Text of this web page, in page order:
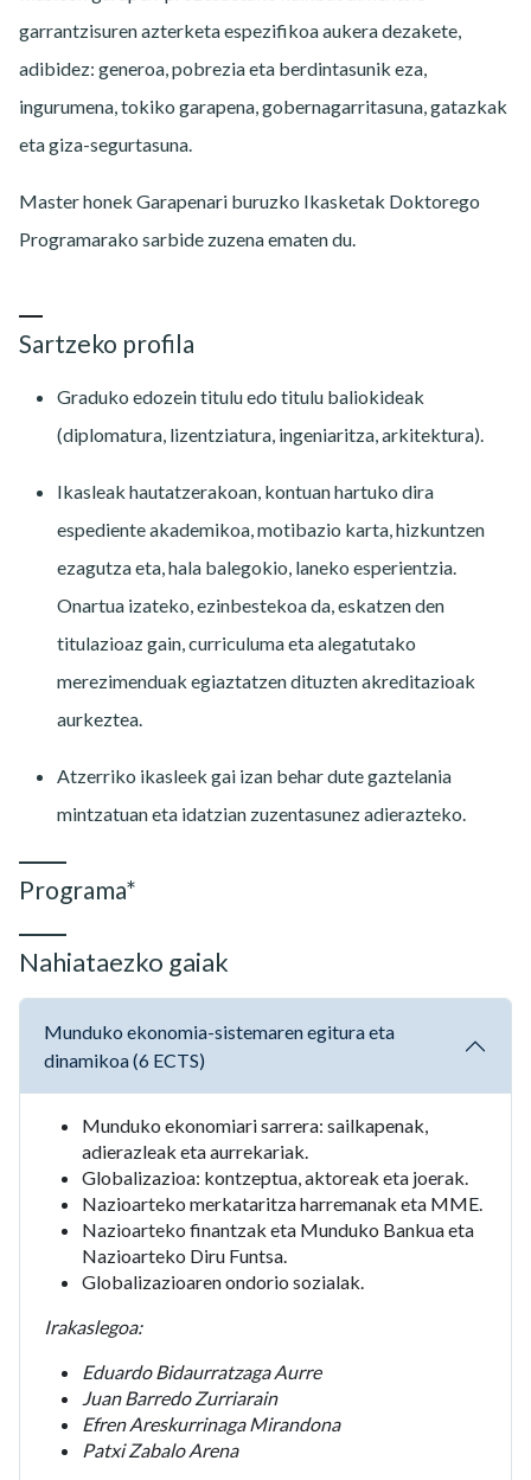
garrantzisuren azterketa espezifikoa aukera dezakete,
adibidez: generoa, pobrezia eta berdintasunik eza,
ingurumena, tokiko garapena,gobernagarritasuna, gatazkak
eta giza-segurtasuna.
Master honek Garapenari buruzko Ikasketak Doktorego
Programarako sarbide zuzena ematen du.
Sartzeko profila
Graduko edozein titulu edo titulu baliokideak
(diplomatura, lizentziatura, ingeniaritza, arkitektura).
Ikasleak hautatzerakoan, kontuan hartuko dira
espediente akademikoa, motibazio karta, hizkuntzen
ezagutza eta, hala balegokio, laneko esperientzia.
Onartua izateko, ezinbestekoa da, eskatzen den
titulazioaz gain, curriculuma eta alegatutako
merezimenduak egiaztatzen dituzten akreditazioak
aurkeztea.
Atzerriko ikasleek gai izan behar dute gaztelania
mintzatuan eta idatzian zuzentasunez adierazteko.
Programa*
Nahiataezko gaiak
Munduko ekonomia-sistemaren egitura eta
dinamikoa (6 ECTS)
Munduko ekonomiari sarrera: sailkapenak,
adierazleak eta aurrekariak.
Globalizazioa: kontzeptua, aktoreak eta joerak.
Nazioarteko merkataritza harremanak eta MME.
Nazioarteko finantzak eta Munduko Bankua eta
Nazioarteko Diru Funtsa.
Globalizazioaren ondorio sozialak.
Irakaslegoa:
Eduardo Bidaurratzaga Aurre
Juan Barredo Zurriarain
Efren Areskurrinaga Mirandona
Patxi Zabalo Arena